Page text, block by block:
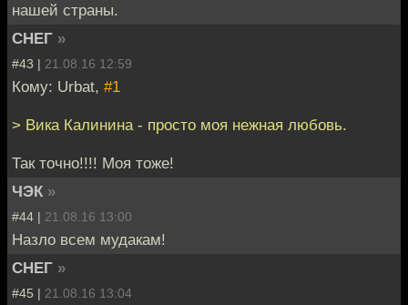
нашей страны.
СНЕГ »
#43 | 21.08.16 12:59
Кому: Urbat, #1
> Вика Калинина - просто моя нежная любовь.
Так точно!!!! Моя тоже!
ЧЭК »
#44 | 21.08.16 13:00
Назло всем мудакам!
СНЕГ »
#45 | 21.08.16 13:04